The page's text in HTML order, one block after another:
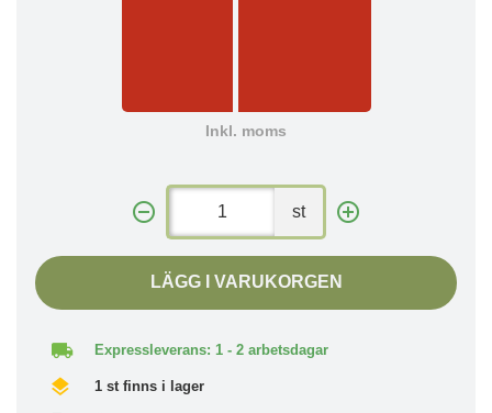
Inkl. moms
st
LÄGG I VARUKORGEN
Expressleverans: 1 - 2 arbetsdagar
1 st finns i lager